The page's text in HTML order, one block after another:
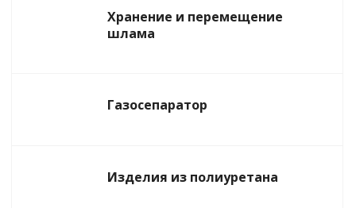
Хранение и перемещение
шлама
Газосепаратор
Изделия из полиуретана